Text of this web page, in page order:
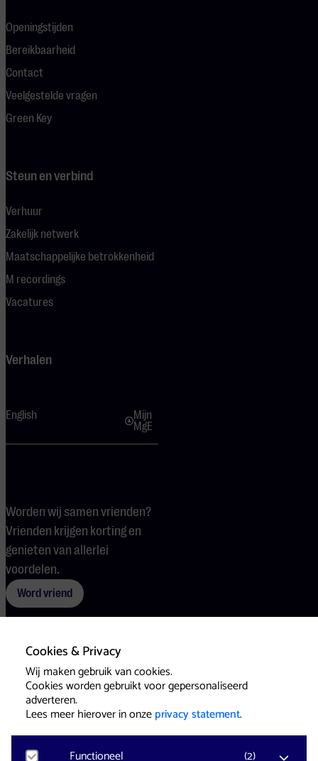
Cookies & Privacy
Wij maken gebruik van cookies.
Cookies worden gebruikt voor gepersonaliseerd
adverteren.
Lees meer hierover in onzeprivacy statement.
Functioneel (2)
Openingstijden
Bereikbaarheid
Contact
Veelgestelde vragen
Green Key
Steun en verbind
Verhuur
Zakelijk netwerk
Maatschappelijke betrokkenheid
M recordings
Vacatures
Verhalen
English
Mijn
MgE
Worden wij samen vrienden?
Vrienden krijgen korting en
genieten van allerlei
voordelen.
Word vriend
Voorwaarden CookiesPers
Website & Identity byEagerly